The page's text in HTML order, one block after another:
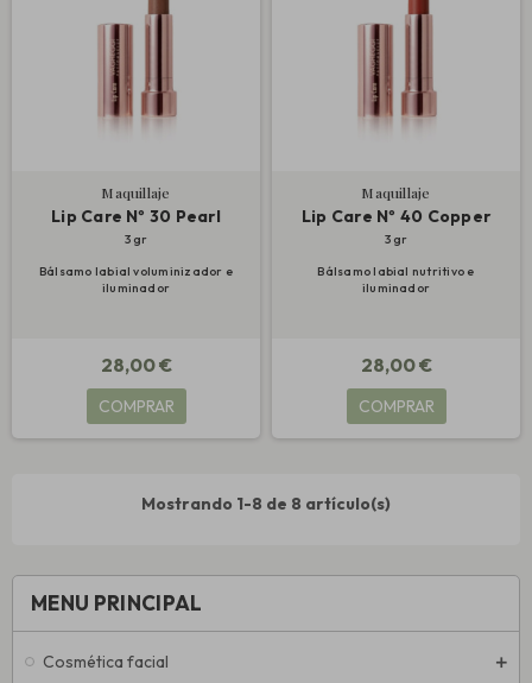
MENU PRINCIPAL
Cosmética facial
Maquillaje
Lip Care Nº 30 Pearl
3 gr
Bálsamo labial voluminizador e
iluminador
28,00 €
COMPRAR
Maquillaje
Lip Care Nº 40 Copper
3 gr
Bálsamo labial nutritivo e
iluminador
28,00 €
COMPRAR
Mostrando 1-8 de 8 artículo(s)